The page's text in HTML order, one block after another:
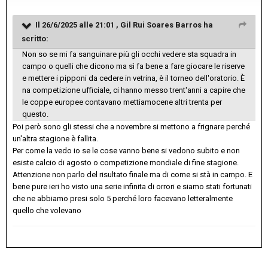
Il 26/6/2025 alle 21:01 , Gil Rui Soares Barros ha
scritto:
Non so se mi fa sanguinare più gli occhi vedere sta squadra in
campo o quelli che dicono ma sì fa bene a fare giocare le riserve
e mettere i pipponi da cedere in vetrina, è il torneo dell'oratorio. È
na competizione ufficiale, ci hanno messo trent'anni a capire che
le coppe europee contavano mettiamocene altri trenta per
questo.
Poi però sono gli stessi che a novembre si mettono a frignare perché
un'altra stagione è fallita.
Per come la vedo io se le cose vanno bene si vedono subito e non
esiste calcio di agosto o competizione mondiale di fine stagione.
Attenzione non parlo del risultato finale ma di come si stà in campo. E
bene pure ieri ho visto una serie infinita di orrori e siamo stati fortunati
che ne abbiamo presi solo 5 perché loro facevano letteralmente
quello che volevano